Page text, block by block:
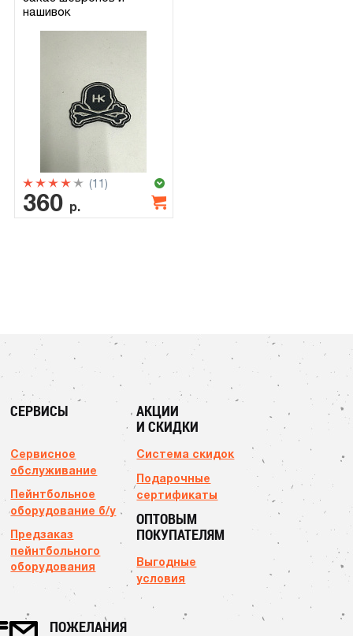
нашивок
(11)
360 р.
СЕРВИСЫ
Сервисное
обслуживание
Пейнтбольное
оборудование б/у
Предзаказ
пейнтбольного
оборудования
АКЦИИ
И СКИДКИ
Система скидок
Подарочные
сертификаты
ОПТОВЫМ
ПОКУПАТЕЛЯМ
Выгодные
условия
ПОЖЕЛАНИЯ